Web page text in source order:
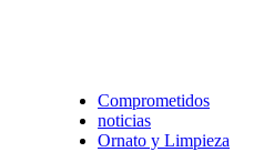
Comprometidos
noticias
Ornato y Limpieza